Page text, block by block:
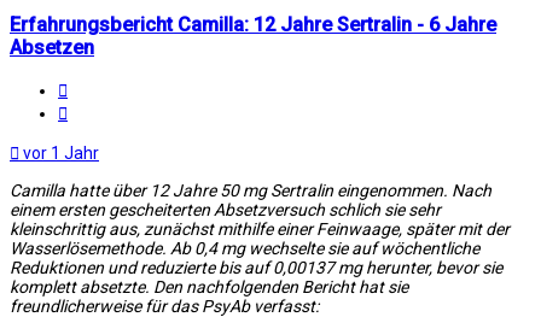
Erfahrungsbericht Camilla: 12 Jahre Sertralin - 6 Jahre
Absetzen
vor 1 Jahr
Camilla hatte über 12 Jahre 50 mg Sertralin eingenommen. Nach
einem ersten gescheiterten Absetzversuch schlich sie sehr
kleinschrittig aus, zunächst mithilfe einer Feinwaage, später mit der
Wasserlösemethode. Ab 0,4 mg wechselte sie auf wöchentliche
Reduktionen und reduzierte bis auf 0,00137 mg herunter, bevor sie
komplett absetzte. Den nachfolgenden Bericht hat sie
freundlicherweise für das PsyAb verfasst: